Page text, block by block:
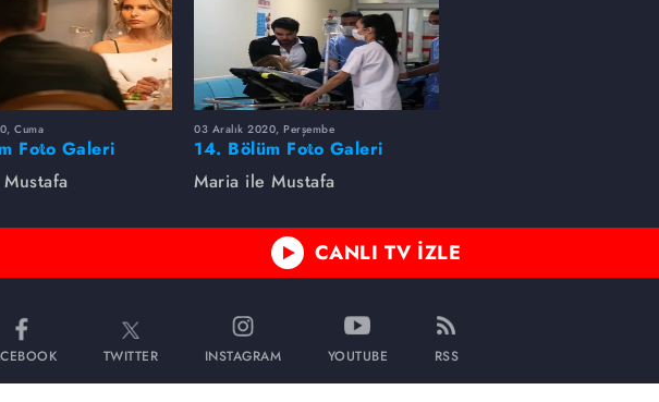
Cuma
Foto Galeri
03 Aralık 2020, Perşembe
14. Bölüm Foto Galeri
Maria ile Mustafa
CANLI TV İZLE
TWITTER INSTAGRAM YOUTUBE RSS